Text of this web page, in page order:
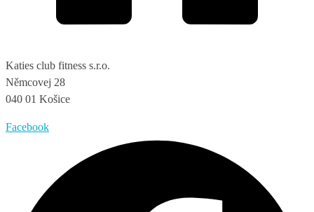
Katies club fitness s.r.o.
Němcovej 28
040 01 Košice
Facebook